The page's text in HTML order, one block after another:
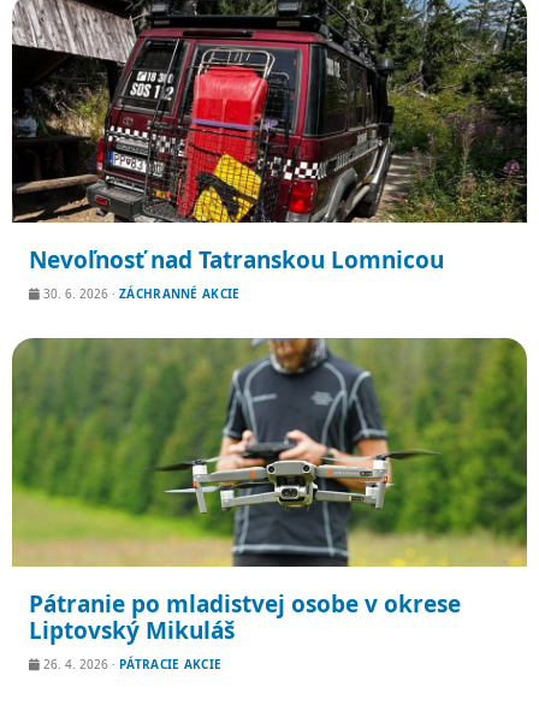
Nevoľnosť nad Tatranskou Lomnicou
30. 6. 2026 · ZÁCHRANNÉ AKCIE
Pátranie po mladistvej osobe v okrese
Liptovský Mikuláš
26. 4. 2026 · PÁTRACIE AKCIE